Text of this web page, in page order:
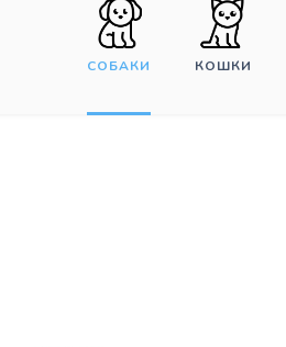
СОБАКИ КОШКИ